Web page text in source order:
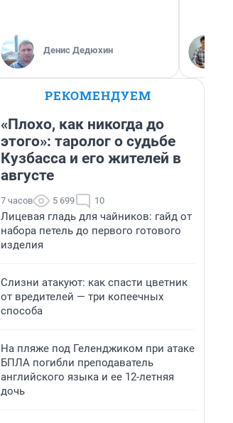
Денис Дедюхин
РЕКОМЕНДУЕМ
«Плохо, как никогда до
этого»: таролог о судьбе
Кузбасса и его жителей в
августе
7 часов 5 699 10
Лицевая гладь для чайников: гайд от
набора петель до первого готового
изделия
Слизни атакуют: как спасти цветник
от вредителей — три копеечных
способа
На пляже под Геленджиком при атаке
БПЛА погибли преподаватель
английского языка и ее 12-летняя
дочь